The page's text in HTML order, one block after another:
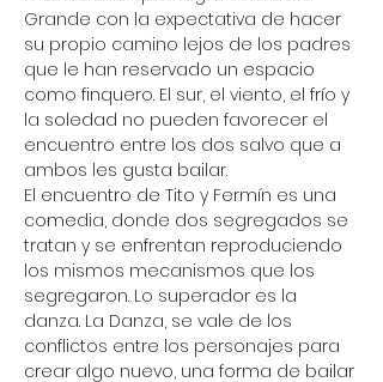
Grande con la expectativa de hacer
su propio camino lejos de los padres
que le han reservado un espacio
como finquero. El sur, el viento, el frío y
la soledad no pueden favorecer el
encuentro entre los dos salvo que a
ambos les gusta bailar.
El encuentro de Tito y Fermín es una
comedia, donde dos segregados se
tratan y se enfrentan reproduciendo
los mismos mecanismos que los
segregaron. Lo superador es la
danza. La Danza, se vale de los
conflictos entre los personajes para
crear algo nuevo, una forma de bailar